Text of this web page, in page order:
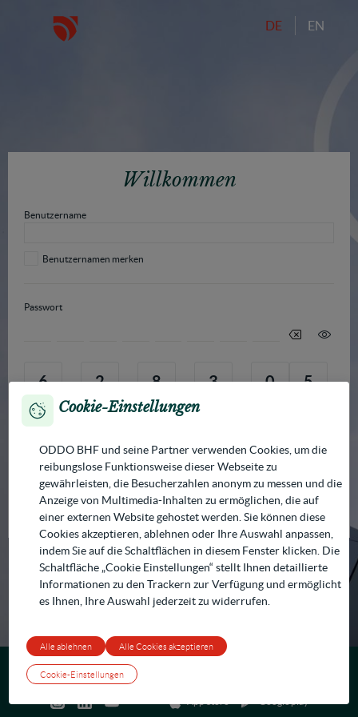
DE EN
Willkommen
Benutzername
Benutzernamen merken
Passwort
6 2 8 3 0 5
Bestätigen
Benötigen Sie Hilfe? Passwort vergessen?
© ODDO BHF Cookie-Richtlinie
Cookie-Einstellungen
Impressum und Pflichtangaben
Cookie-Einstellungen
ODDO BHF und seine Partner verwenden Cookies, um die
reibungslose Funktionsweise dieser Webseite zu
gewährleisten, die Besucherzahlen anonym zu messen und die
Anzeige von Multimedia-Inhalten zu ermöglichen, die auf
einer externen Website gehostet werden. Sie können diese
Cookies akzeptieren, ablehnen oder Ihre Auswahl anpassen,
indem Sie auf die Schaltflächen in diesem Fenster klicken. Die
Schaltfläche „Cookie Einstellungen“ stellt Ihnen detaillierte
Informationen zu den Trackern zur Verfügung und ermöglicht
es Ihnen, Ihre Auswahl jederzeit zu widerrufen.
Cookie-Einstellungen
Alle ablehnen Alle Cookies akzeptieren